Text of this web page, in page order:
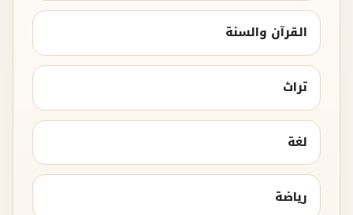
القرآن والسنة
تراث
لغة
رياضة